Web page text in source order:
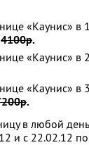
«Каунис»
4100р.
«Каунис»
«Каунис»
.
в любой
и с 22.02.12